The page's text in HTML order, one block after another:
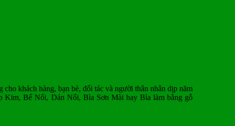
khách hàng, bạn bè, đối tác và người thân nhân dịp năm
Kim, Bế Nổi, Dán Nổi, Bìa Sơn Mài hay Bìa làm bằng gỗ